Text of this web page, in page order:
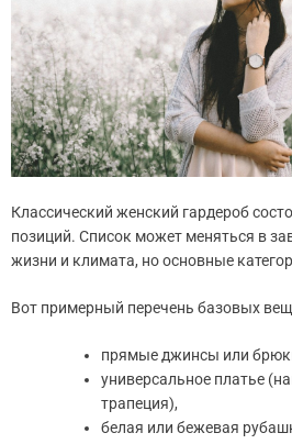
Классический женский гардероб
позиций. Список может меняться в
жизни и климата, но основные
Вот примерный перечень базовых
прямые джинсы или
универсальное платье
трапеция),
белая или бежевая